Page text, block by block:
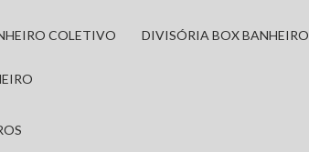
COLETIVO DIVISÓRIA BOX BANHEIRO